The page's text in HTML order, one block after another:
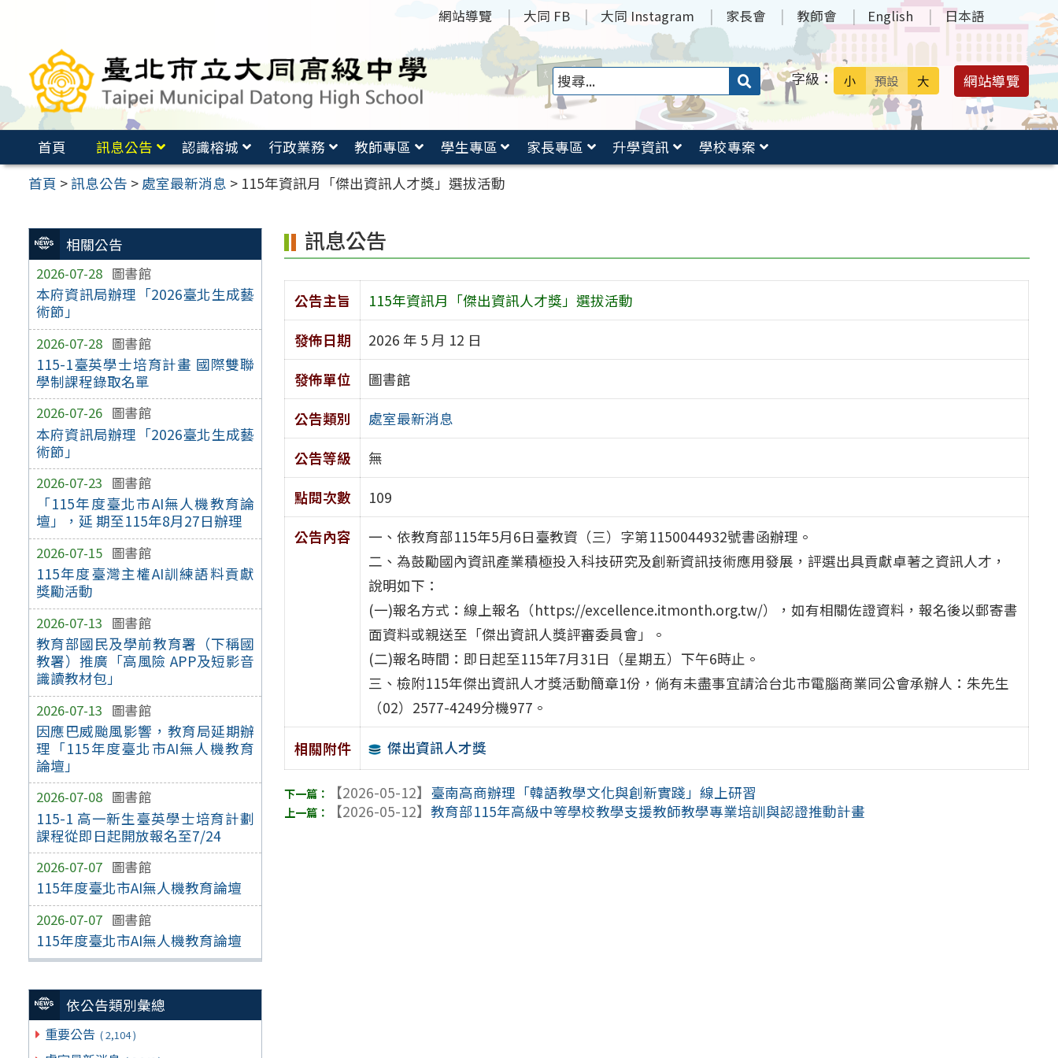
要
容
網站導覽 大同 FB 大同 Instagram 家長會 教師會 English 日本語
搜
送出 字級： 小 預設 大 網站導覽
首頁 訊息公告 認識榕城 行政業務 教師專區 學生專區 家長專區 升學資訊
學校專案
首頁 >訊息公告 > 處室最新消息 > 115年資訊月「傑出資訊人才獎」選拔活動
相關公告
2026-07-28 圖書館
本府資訊局辦理「2026臺北生成藝
術節」
2026-07-28 圖書館
115-1臺英學士培育計畫 國際雙聯
學制課程錄取名單
2026-07-26 圖書館
本府資訊局辦理「2026臺北生成藝
術節」
2026-07-23 圖書館
「115年度臺北市AI無人機教育論
壇」，延 期至115年8月27日辦理
2026-07-15 圖書館
115年度臺灣主權AI訓練語料貢獻
獎勵活動
2026-07-13 圖書館
教育部國民及學前教育署（下稱國
教署）推廣「高風險 APP及短影音
識讀教材包」
2026-07-13 圖書館
因應巴威颱風影響，教育局延期辦
理「115年度臺北市AI無人機教育
論壇」
2026-07-08 圖書館
115-1 高一新生臺英學士培育計劃
課程從即日起開放報名至7/24
2026-07-07 圖書館
115年度臺北市AI無人機教育論壇
2026-07-07 圖書館
115年度臺北市AI無人機教育論壇
依公告類別彙總
重要公告 ( 2,104 )
訊息公告
公告主旨
115年資訊月「傑出資訊人才獎」選拔活動
發佈日期
2026 年 5 月 12 日
發佈單位
圖書館
公告類別
處室最新消息
公告等級
無
點閱次數
109
公告內容
一、依教育部115年5月6日臺教資（三）字第1150044932號書函辦理。
二、為鼓勵國內資訊產業積極投入科技研究及創新資訊技術應用發展，評選出具貢獻卓著之資訊人才，
說明如下：
(一)報名方式：線上報名（https://excellence.itmonth.org.tw/），如有相關佐證資料，報名後以郵寄書
面資料或親送至「傑出資訊人獎評審委員會」。
(二)報名時間：即日起至115年7月31日（星期五）下午6時止。
三、檢附115年傑出資訊人才獎活動簡章1份，倘有未盡事宜請洽台北市電腦商業同公會承辦人：朱先生
（02）2577-4249分機977。
相關附件 傑出資訊人才獎
【2026-05-12】 臺南高商辦理「韓語教學文化與創新實踐」線上研習
【2026-05-12】教育部115年高級中等學校教學支援教師教學專業培訓與認證推動計畫